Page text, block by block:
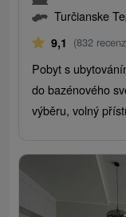
Turčianske
9,1 (832
Pobyt s
do bazénového
výběru, volný